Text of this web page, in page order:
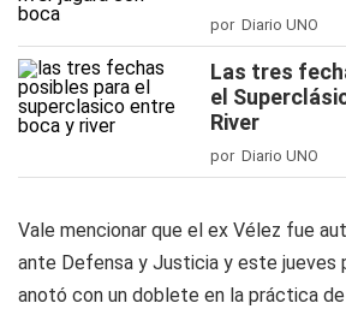
por Diario UNO
Las tres
el
River
por Diario UNO
Vale mencionar que el ex Vélez fue
ante Defensa y Justicia y este jueves
anotó con un doblete en la práctica